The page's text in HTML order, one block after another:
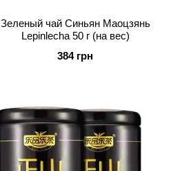
Зеленый чай Синьян Маоцзянь
Lepinlecha 50 г (на вес)
384 грн